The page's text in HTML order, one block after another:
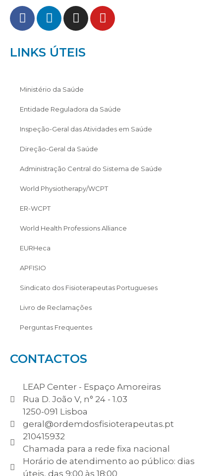
LINKS ÚTEIS
Ministério da Saúde
Entidade Reguladora da Saúde
Inspeção-Geral das Atividades em Saúde
Direção-Geral da Saúde
Administração Central do Sistema de Saúde
World Physiotherapy/WCPT
ER-WCPT
World Health Professions Alliance
EURHeca
APFISIO
Sindicato dos Fisioterapeutas Portugueses
Livro de Reclamações
Perguntas Frequentes
CONTACTOS
LEAP Center - Espaço Amoreiras
Rua D. João V, n° 24 - 1.03
1250-091 Lisboa
geral@ordemdosfisioterapeutas.pt
210415932
Chamada para a rede fixa nacional
Horário de atendimento ao público: dias
úteis, das 9:00 às 18:00